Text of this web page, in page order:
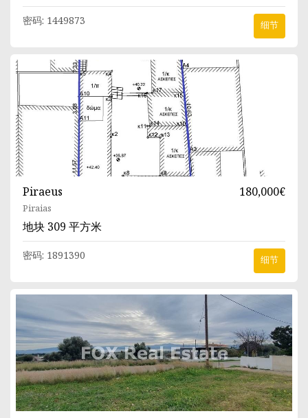
密码: 1449873 细节
Piraeus 180,000€
Piraias
地块 309 平方米
密码: 1891390 细节